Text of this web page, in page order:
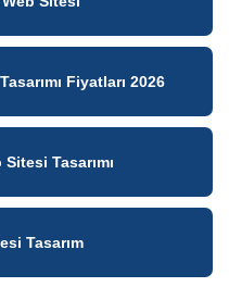
Fiyatları 2026
Tasarımı
Tasarım